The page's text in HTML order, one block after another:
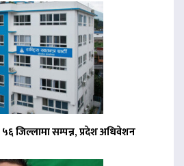
जिल्लामा सम्पन्न, प्रदेश अधिवेशन